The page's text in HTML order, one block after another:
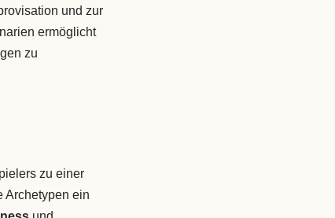
und zur
ermöglicht
zu
zu einer
Archetypen ein